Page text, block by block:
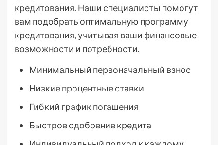
кредитования. Наши специалисты помогут
вам подобрать оптимальную программу
кредитования, учитывая ваши финансовые
возможности и потребности.
Минимальный первоначальный взнос
Низкие процентные ставки
Гибкий график погашения
Быстрое одобрение кредита